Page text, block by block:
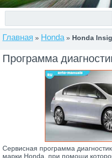
Главная » Honda » Honda
Программа
Сервисная программа
марки Honda, при помощи